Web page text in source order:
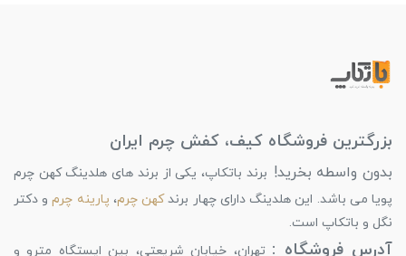
بزرگترین فروشگاه کیف، کفش چرم ایران
بدون واسطه بخرید! برند باتکاپ، یکی از برند های هلدینگ کهن چرم
پویا می باشد. این هلدینگ دارای چهار برندکهن چرم، پارینه چرمو دکتر
نگل و باتکاپ است.
آدرس فروشگاه : تهران، خیابان شریعتی، بین ایستگاه مترو و